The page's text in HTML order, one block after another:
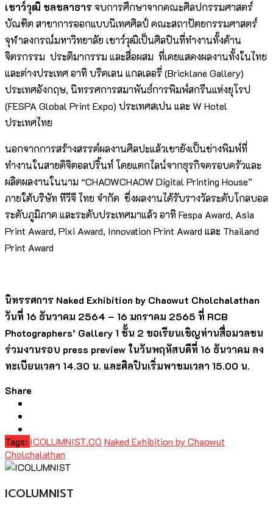
เชาว์วุฒิ ชลชลาธารจบการศึกษาจากคณะศิลปกรรมศาสตร์
บัณฑิต สาขาการออกแบบนิเทศศิลป์ คณะสถาปัตยกรรมศาสตร์
จุฬาลงกรณ์มหาวิทยาลัย เชาว์วุฒิเป็นศิลปินที่ทำงานทั้งด้าน
จิตรกรรม ประติมากรรม และสื่อผสม ที่เคยแสดงผลงานทั้งในไทย
และต่างประเทศ อาทิ บริคเลน แกลเลอรี่ (Bricklane Gallery)
ประเทศอังกฤษ, นิทรรศการสมาพันธ์การพิมพ์สกรีนแห่งยุโรป
(FESPA Global Print Expo) ประเทศสเปน และ W Hotel
ประเทศไทย
นอกจากการสร้างสรรค์ผลงานศิลปะแล้วเขายังเป็นช่างพิมพ์ที่
ทำงานในสายดิจิตอลปริ้นท์ โดยแตกไลน์จากธุรกิจครอบครัวและ
ผลิตผลงานในนาม “CHAOWCHAOW Digital Printing House”
ภายใต้บริษัท ทีวีจี ไทย จำกัด ซึ่งผลงานได้รับรางวัลระดับโกลบอล
ระดับภูมิภาค และระดับประเทศมาแล้ว อาทิ Fespa Award, Asia
Print Award, Pixi Award, Innovation Print Award และ Thailand
Print Award
นิทรรศการ Naked Exhibition by Chaowut Cholchalathan
วันที่ 16 ธันวาคม 2564 – 16 มกราคม 2565 ที่ RCB
Photographers’ Gallery1 ชั้น 2 ขอเรียนเชิญท่านสื่อมวลชน
ร่วมงานรอบ press preview ในวันพฤหัสบดีที่ 16 ธันวาคม ลง
ทะเบียนเวลา 14.30 น. และศิลปินเริ่มพาชมเวลา 15.00 น.
Share
Tags: ICOLUMNIST.CO Naked Exhibition by Chaowut
Cholchalathan
ICOLUMNIST